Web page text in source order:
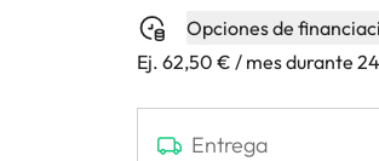
Opciones de
Ej. 62,50 € / mes durante
Entrega